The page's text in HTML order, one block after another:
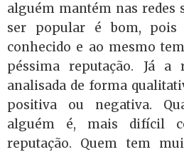
alguém mantém nas redes
ser popular é bom, pois
conhecido e ao mesmo
péssima reputação. Já a
analisada de forma
positiva ou negativa.
alguém é, mais difícil
reputação. Quem tem